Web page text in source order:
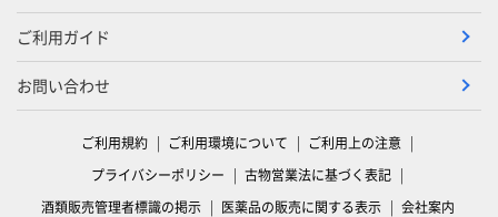
ご利用ガイド
お問い合わせ
ご利用規約 ご利用環境について
ご利用上の注意
プライバシーポリシー
古物営業法に基づく表記
酒類販売管理者標識の掲示
医薬品の販売に関する表示 会社案内